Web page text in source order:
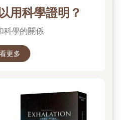
成10包，每包2公斤，但是手中的工
斤兩個砝碼，怎樣才能用簡便的方
。鹿晗看到有一家人將小雞和小兔
：「鹿晗，你數數小雞和小兔一共
用科學證明？
科學的關係
看更多